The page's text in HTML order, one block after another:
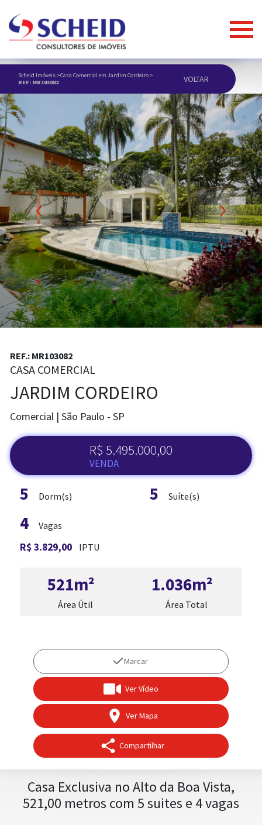
ANUNCIAR IMÓVEL
ADM. DE IMÓVEL
TRABALHE CONOSCO
Scheid Imóveis >Casa Comercial em Jardim Cordeiro >
REF: MR103082
VOLTAR
Previous Next
REF.: MR103082
CASA COMERCIAL
JARDIM CORDEIRO
Comercial | São Paulo - SP
R$ 5.495.000,00
VENDA
5 Dorm(s) 5 Suíte(s)
4 Vagas
R$ 3.829,00 IPTU
521m²
Área Útil
1.036m²
Área Total
Marcar
Ver Vídeo
Ver Mapa
Compartilhar
Casa Exclusiva no Alto da Boa Vista,
521,00 metros com 5 suites e 4 vagas